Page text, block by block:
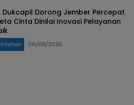
Dukcapil Dorong Jember Percepat
Cinta Dinilai Inovasi Pelayanan
06/08/2026